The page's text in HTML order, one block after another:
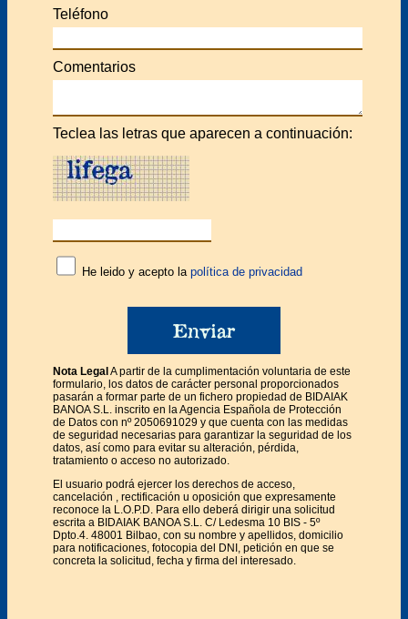
Teléfono
Comentarios
Teclea las letras que aparecen a continuación:
He leido y acepto la política de privacidad
Nota Legal A partir de la cumplimentación voluntaria de este
formulario, los datos de carácter personal proporcionados
pasarán a formar parte de un fichero propiedad de BIDAIAK
BANOA S.L. inscrito en la Agencia Española de Protección
de Datos con nº 2050691029 y que cuenta con las medidas
de seguridad necesarias para garantizar la seguridad de los
datos, así como para evitar su alteración, pérdida,
tratamiento o acceso no autorizado.
El usuario podrá ejercer los derechos de acceso,
cancelación , rectificación u oposición que expresamente
reconoce la L.O.P.D. Para ello deberá dirigir una solicitud
escrita a BIDAIAK BANOA S.L. C/ Ledesma 10 BIS - 5º
Dpto.4. 48001 Bilbao, con su nombre y apellidos, domicilio
para notificaciones, fotocopia del DNI, petición en que se
concreta la solicitud, fecha y firma del interesado.